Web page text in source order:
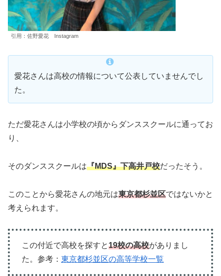
引用：佐野愛花 Instagram
愛花さんは高校の情報について公表していませんでし
た。
ただ愛花さんは小学校の頃からダンススクールに通ってお
り、
そのダンススクールは『MDS』下高井戸校だったそう。
このことから愛花さんの地元は東京都杉並区ではないかと
考えられます。
この付近で高校を探すと19校の高校がありまし
た。参考： 東京都杉並区の高等学校一覧